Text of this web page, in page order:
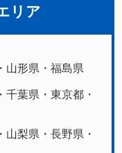
リア
・ 山形県 ・福島県
・千葉県 ・東京都 ・
・ 山梨県 ・長野県 ・